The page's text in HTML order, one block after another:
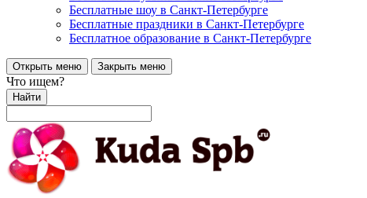
Бесплатные шоу в Санкт-Петербурге
Бесплатные праздники в Санкт-Петербурге
Бесплатное образование в Санкт-Петербурге
Открыть меню Закрыть меню
Что ищем?
Найти